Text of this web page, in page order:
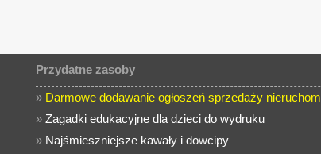
Przydatne zasoby
» Darmowe dodawanie ogłoszeń sprzedaży
»Zagadki edukacyjne dla dzieci do wydruku
» Najśmieszniejsze kawały i dowcipy